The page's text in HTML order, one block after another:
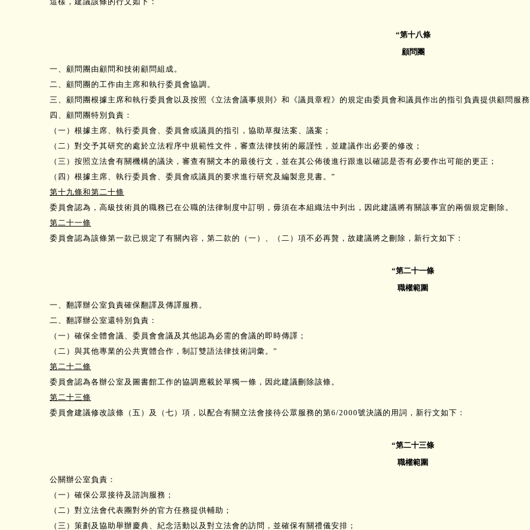
“第十八條
顧問團
一、顧問團由顧問和技術顧問組成。
二、顧問團的工作由主席和執行委員會協調。
三、顧問團根據主席和執行委員會以及按照《立法會議事規則》和《議員章程》的規定由委員會和議員作出的指引負責提供顧問服
四、顧問團特別負責：
（一）根據主席、執行委員會、委員會或議員的指引，協助草擬法案、議案；
（二）對交予其研究的處於立法程序中規範性文件，審查法律技術的嚴謹性，並建議作出必要的修改；
（三）按照立法會有關機構的議決，審查有關文本的最後行文，並在其公佈後進行跟進以確認是否有必要作出可能的更正；
（四）根據主席、執行委員會、委員會或議員的要求進行研究及編製意見書。”
第十九條和第二十條
委員會認為，高級技術員的職務已在公職的法律制度中訂明，毋須在本組織法中列出，因此建議將有關該事宜的兩個規定刪除。
第二十一條
委員會認為該條第一款已規定了有關內容，第二款的（一）、（二）項不必再贅，故建議將之刪除，新行文如下：
“第二十一條
職權範圍
一、翻譯辦公室負責確保翻譯及傳譯服務。
二、翻譯辦公室還特別負責：
（一）確保全體會議、委員會會議及其他認為必需的會議的即時傳譯；
（二）與其他專業的公共實體合作，制訂雙語法律技術詞彙。”
第二十二條
委員會認為各辦公室及圖書館工作的協調應載於單獨一條，因此建議刪除該條。
第二十三條
委員會建議修改該條（五）及（七）項，以配合有關立法會接待公眾服務的第6/2000號決議的用詞，新行文如下：
“第二十三條
職權範圍
公關辦公室負責：
（一）確保公眾接待及諮詢服務；
（二）對立法會代表團對外的官方任務提供輔助；
（三）策劃及協助舉辦慶典、紀念活動以及對立法會的訪問，並確保有關禮儀安排；